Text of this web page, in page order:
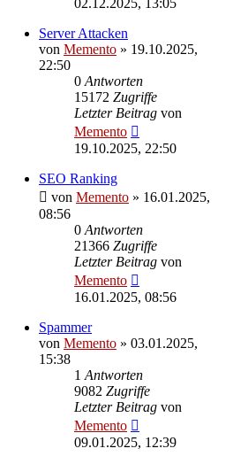
02.12.2025, 13:05
Server Attacken
von Memento » 19.10.2025,
22:50
0 Antworten
15172 Zugriffe
Letzter Beitrag von
Memento
19.10.2025, 22:50
SEO Ranking
von Memento » 16.01.2025,
08:56
0 Antworten
21366 Zugriffe
Letzter Beitrag von
Memento
16.01.2025, 08:56
Spammer
von Memento » 03.01.2025,
15:38
1 Antworten
9082 Zugriffe
Letzter Beitrag von
Memento
09.01.2025, 12:39